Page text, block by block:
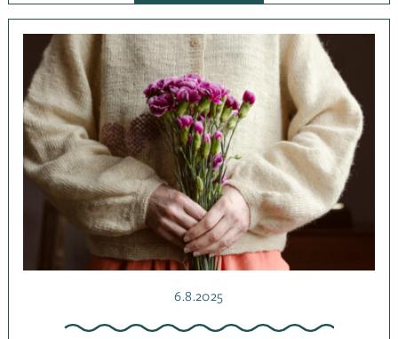
Tukkiruusu-
paita,
Neuleaarteet
Julkaistu
6.8.2025
Kategoriassa
Korjaukset